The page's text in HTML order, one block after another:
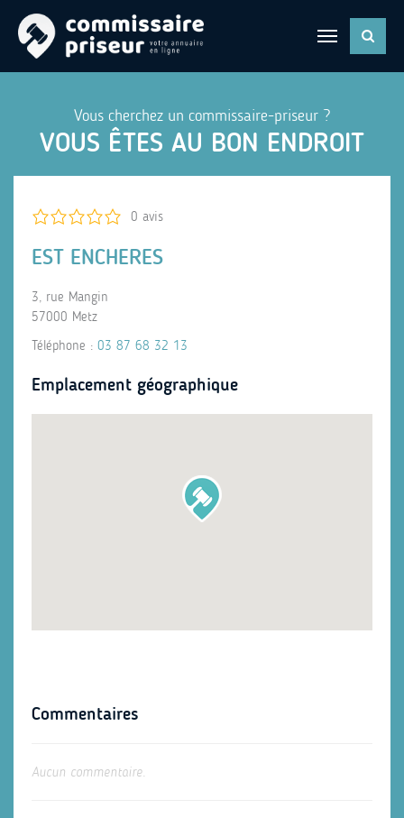
Vous cherchez un commissaire-priseur ?
VOUS ÊTES AU BON ENDROIT
0 avis
EST ENCHERES
3, rue Mangin
57000 Metz
Téléphone : 03 87 68 32 13
Emplacement géographique
Commentaires
Aucun commentaire.